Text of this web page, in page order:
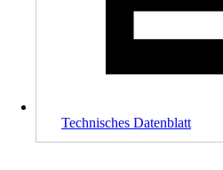
Technisches Datenblatt